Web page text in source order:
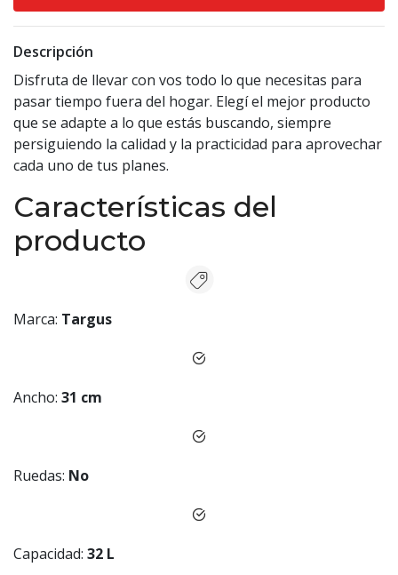
Descripción
Disfruta de llevar con vos todo lo que necesitas para
pasar tiempo fuera del hogar. Elegí el mejor producto
que se adapte a lo que estás buscando, siempre
persiguiendo la calidad y la practicidad para aprovechar
cada uno de tus planes.
Características del
producto
Marca: Targus
Ancho: 31 cm
Ruedas: No
Capacidad: 32 L